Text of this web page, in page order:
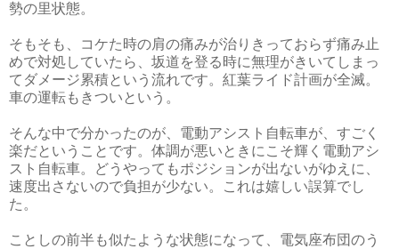
勢の里状態。
そもそも、コケた時の肩の痛みが治りきっておらず痛み止
めで対処していたら、坂道を登る時に無理がきいてしまっ
てダメージ累積という流れです。紅葉ライド計画が全滅。
車の運転もきついという。
そんな中で分かったのが、電動アシスト自転車が、すごく
楽だということです。体調が悪いときにこそ輝く電動アシ
スト自転車。どうやってもポジションが出ないがゆえに、
速度出さないので負担が少ない。これは嬉しい誤算でし
た。
ことしの前半も似たような状態になって、電気座布団のう